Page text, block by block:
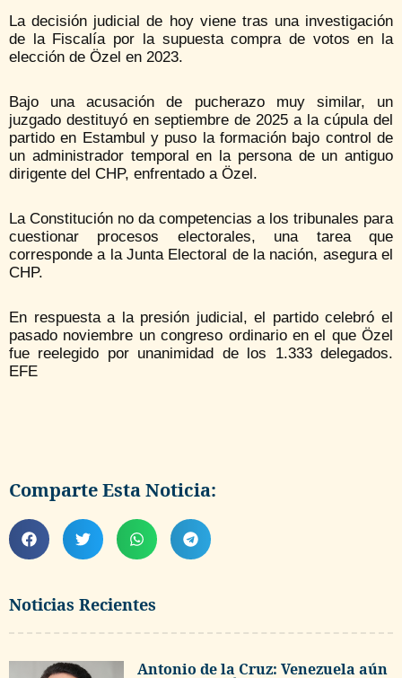
Noticias Recientes
Antonio de la Cruz: Venezuela aún
La decisión judicial de hoy viene tras una investigación
de la Fiscalía por la supuesta compra de votos en la
elección de Özel en 2023.
Bajo una acusación de pucherazo muy similar, un
juzgado destituyó en septiembre de 2025 a la cúpula del
partido en Estambul y puso la formación bajo control de
un administrador temporal en la persona de un antiguo
dirigente del CHP, enfrentado a Özel.
La Constitución no da competencias a los tribunales para
cuestionar procesos electorales, una tarea que
corresponde a la Junta Electoral de la nación, asegura el
CHP.
En respuesta a la presión judicial, el partido celebró el
pasado noviembre un congreso ordinario en el que Özel
fue reelegido por unanimidad de los 1.333 delegados.
EFE
Comparte Esta Noticia: